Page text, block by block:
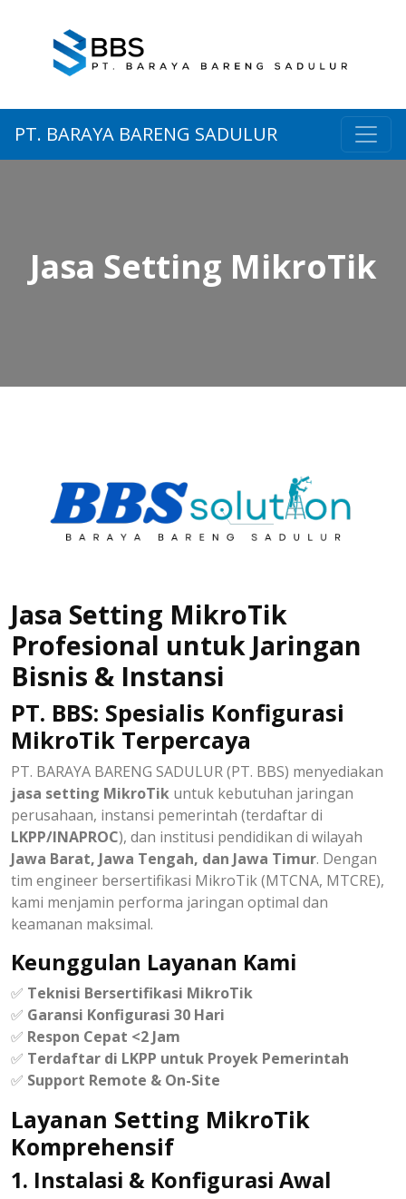
PT. BARAYA BARENG SADULUR
Jasa Setting MikroTik
Jasa Setting MikroTik
Profesional untuk Jaringan
Bisnis & Instansi
PT. BBS: Spesialis Konfigurasi
MikroTik Terpercaya
PT. BARAYA BARENG SADULUR (PT. BBS) menyediakan
jasa setting MikroTik untuk kebutuhan jaringan
perusahaan, instansi pemerintah (terdaftar di
LKPP/INAPROC), dan institusi pendidikan di wilayah
Jawa Barat, Jawa Tengah, dan Jawa Timur. Dengan
tim engineer bersertifikasi MikroTik (MTCNA, MTCRE),
kami menjamin performa jaringan optimal dan
keamanan maksimal.
Keunggulan Layanan Kami
✅ Teknisi Bersertifikasi MikroTik
✅ Garansi Konfigurasi 30 Hari
✅ Respon Cepat <2 Jam
✅ Terdaftar di LKPP untuk Proyek Pemerintah
✅ Support Remote & On-Site
Layanan Setting MikroTik
Komprehensif
1. Instalasi & Konfigurasi Awal